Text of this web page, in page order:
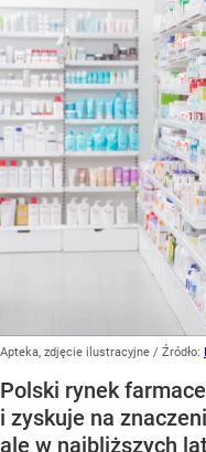
Apteka, zdjęcie ilustracyjne / Źródło:
Polski rynek
i zyskuje na
ale w najbliższych